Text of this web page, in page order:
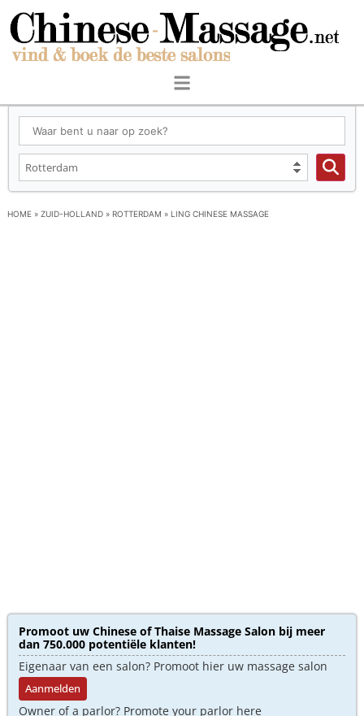
HOME » ZUID-HOLLAND » ROTTERDAM » LING CHINESE MASSAGE
Promoot uw Chinese of Thaise Massage Salon bij meer
dan 750.000 potentiële klanten!
Eigenaar van een salon? Promoot hier uw massage salon
Aanmelden
Owner of a parlor? Promote your parlor here